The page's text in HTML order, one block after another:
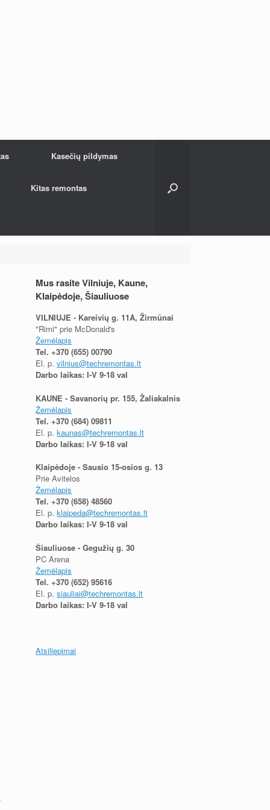
Kasečių pildymas
Kitas remontas
Mus rasite Vilniuje, Kaune,
Klaipėdoje, Šiauliuose
VILNIUJE - Kareivių g. 11A, Žirmūnai
"Rimi" prie McDonald's
Žemėlapis
Tel.+370 (655) 00790
El. p.vilnius@techremontas.lt
Darbo laikas: I-V 9-18 val
KAUNE - Savanorių pr. 155, Žaliakalnis
Žemėlapis
Tel.+370 (684) 09811
El. p.kaunas@techremontas.lt
Darbo laikas: I-V 9-18 val
Klaipėdoje - Sausio 15-osios g. 13
Prie Avitelos
Žemėlapis
Tel.+370 (658) 48560
El. p.klaipeda@techremontas.lt
Darbo laikas: I-V 9-18 val
Šiauliuose - Gegužių g. 30
PC Arena
Žemėlapis
Tel.+370 (652) 95616
El. p.siauliai@techremontas.lt
Darbo laikas: I-V 9-18 val
Atsiliepimai